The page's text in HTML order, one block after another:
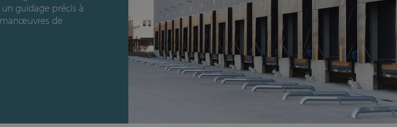
guidage précis à
de